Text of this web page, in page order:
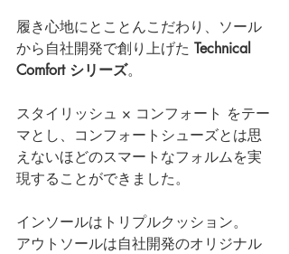
履き心地にとことんこだわり、ソール
から自社開発で創り上げた Technical
Comfort シリーズ。
スタイリッシュ × コンフォート をテー
マとし、コンフォートシューズとは思
えないほどのスマートなフォルムを実
現することができました。
インソールはトリプルクッション。
アウトソールは自社開発のオリジナル